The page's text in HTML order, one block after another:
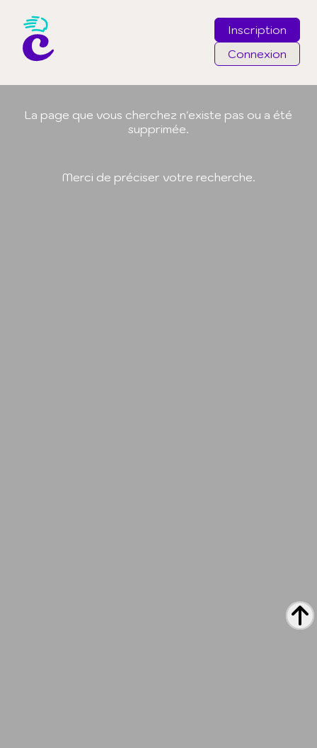
Inscription
Connexion
Email
Mot de passe
J'ai oublié mon mot de passe
La page que vous cherchez n'existe pas ou a été
supprimée.
Merci de préciser votre recherche.